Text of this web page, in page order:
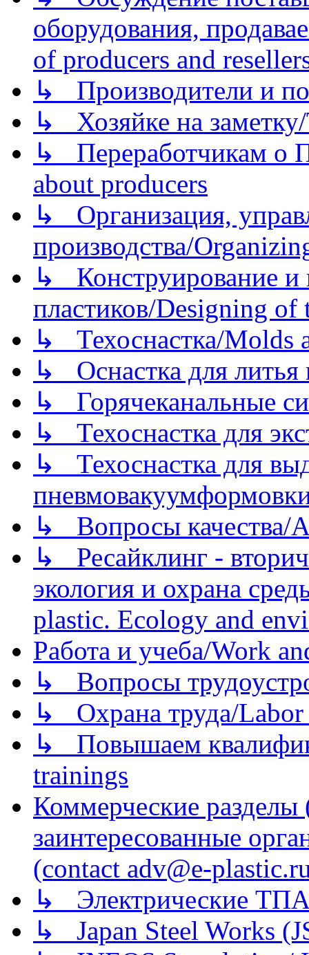
оборудования,
of producers and
↳ Производители и
↳ Хозяйке на
↳ Переработчикам о
about producers
↳ Организация,
производства/
↳ Конструирование и
пластиков/Designing of
↳ Техоснастка/Molds
↳ Оснастка для литья
↳ Горячеканальные
↳ Техоснастка для
↳ Техоснастка для
↳ Вопросы качества/
↳ Ресайклинг -
экология и охрана
plastic. Ecology and
Работа и учеба/Work
↳ Вопросы
↳ Охрана труда/Labor
↳ Повышаем
trainings
Коммерческие
заинтересованные
(contact adv@e-
↳ Электрические
↳ Japan Steel Works